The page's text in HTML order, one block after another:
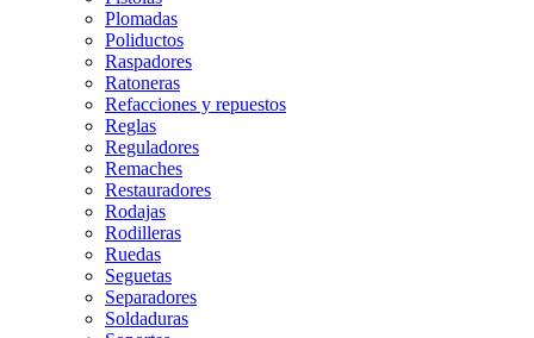
Plomadas
Poliductos
Raspadores
Ratoneras
Refacciones y repuestos
Reglas
Reguladores
Remaches
Restauradores
Rodajas
Rodilleras
Ruedas
Seguetas
Separadores
Soldaduras